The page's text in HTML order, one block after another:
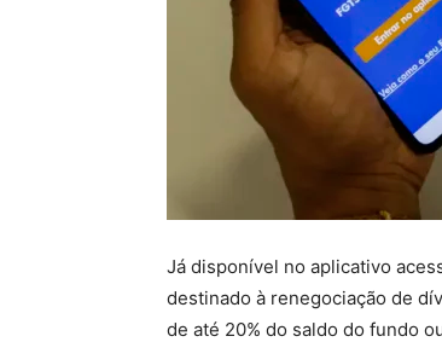
Já disponível no aplicativo
destinado à renegociação de
de até 20% do saldo do fundo